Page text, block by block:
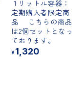
１リットル容器：
定期購入者限定商
品 こちらの商品
は2個セットとなっ
ております。
¥ 1,320